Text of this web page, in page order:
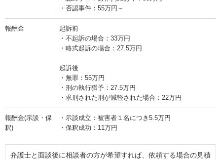
・否認事件：55万円～
報酬金
起訴前
・不起訴の場合：33万円
・略式起訴の場合：27.5万円
起訴後
・無罪：55万円
・刑の執行猶予：27.5万円
・求刑された刑が減軽された場合：22万円
報酬金(示談・保
釈)
・示談成立：被害者１名につき5.5万円
・保釈成功：11万円
弁護士と面談後に相談者の方が希望すれば、依頼する場合の見積